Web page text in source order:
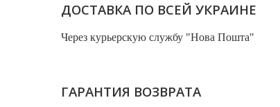
ДОСТАВКА ПО ВСЕЙ УКРАИНЕ
Через курьерскую службу "Нова Пошта"
ГАРАНТИЯ ВОЗВРАТА